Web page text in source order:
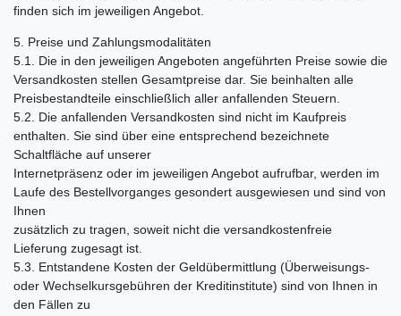
finden sich im jeweiligen Angebot.
5. Preise und Zahlungsmodalitäten
5.1. Die in den jeweiligen Angeboten angeführten Preise sowie die
Versandkosten stellen Gesamtpreise dar. Sie beinhalten alle
Preisbestandteile einschließlich aller anfallenden Steuern.
5.2. Die anfallenden Versandkosten sind nicht im Kaufpreis
enthalten. Sie sind über eine entsprechend bezeichnete
Schaltfläche auf unserer
Internetpräsenz oder im jeweiligen Angebot aufrufbar, werden im
Laufe des Bestellvorganges gesondert ausgewiesen und sind von
Ihnen
zusätzlich zu tragen, soweit nicht die versandkostenfreie
Lieferung zugesagt ist.
5.3. Entstandene Kosten der Geldübermittlung (Überweisungs-
oder Wechselkursgebühren der Kreditinstitute) sind von Ihnen in
den Fällen zu